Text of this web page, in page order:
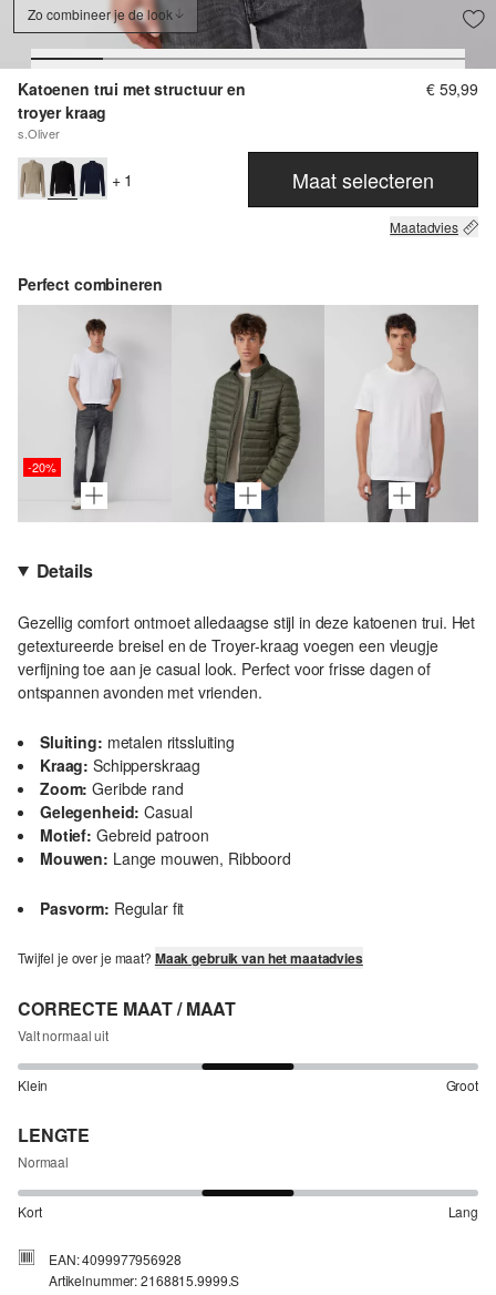
Zo combineer je de look
Katoenen trui met structuur en
troyer kraag
s.Oliver
€ 59,99
+ 1 Maat selecteren
Maatadvies
Perfect combineren
-20%
Details
Gezellig comfort ontmoet alledaagse stijl in deze katoenen trui. Het
getextureerde breisel en de Troyer-kraag voegen een vleugje
verfijning toe aan je casual look. Perfect voor frisse dagen of
ontspannen avonden met vrienden.
Sluiting: metalen ritssluiting
Kraag: Schipperskraag
Zoom: Geribde rand
Gelegenheid: Casual
Motief: Gebreid patroon
Mouwen: Lange mouwen, Ribboord
Pasvorm: Regular fit
Twijfel je over je maat? Maak gebruik van het maatadvies
CORRECTE MAAT / MAAT
Valt normaal uit
Klein Groot
LENGTE
Normaal
Kort Lang
EAN: 4099977956928
Artikelnummer: 2168815.9999.S